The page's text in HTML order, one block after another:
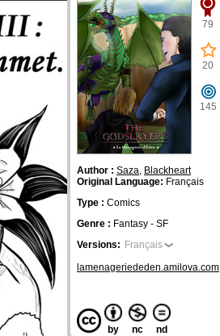
79
20
145
Author : Saza, Blackheart
Original Language: Français
Type : Comics
Genre : Fantasy - SF
Versions: Français
lamenageriededen.amilova.com
by nc nd